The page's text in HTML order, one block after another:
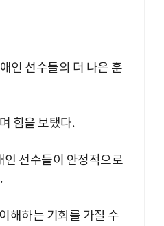
인 선수들의 더 나은 훈
힘을 보탰다.
인 선수들이 안정적으로
이해하는 기회를 가질 수